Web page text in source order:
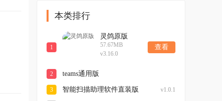
本类排行
1
灵鸽原版
57.67MB
v3.16.0
查看
2 teams通用版
3
智能扫描助理软件直装版 v1.0.1